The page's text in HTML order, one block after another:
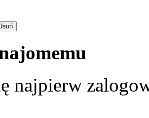
najpierw